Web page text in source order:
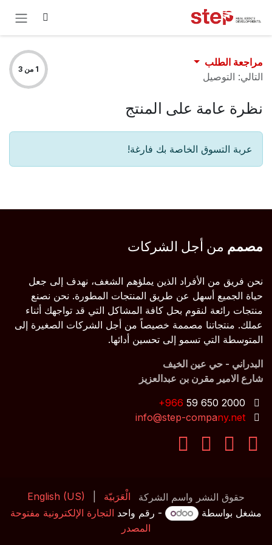
مراجعة الطلب
التالي: التوصيل
1 من 3
نظرة عامة على المنتج
عربة التسوق الخاصة بك فارغة!
مصمم من أجل الشركات
نحن فريق من الأفراد الذين يملؤهم الشغف، نهدف إلى جعل
حياة الجميع أسهل عن طريق المنتجات المطورة. نحن نصنع
منتجات رائعة لنقوم بحل كافة المشاكل التي قد تواجهك أثناء
عملك. منتجاتنا مصممة خصيصاً من أجل الشركات الصغيرة إلى
المتوسطة التي تسمو إلى تحسين أدائها.
البدراني - حي عين الخيف
شارع الامير مقرن بن عبدالعزيز
+966 59 650 2000
info@step-company.net
حقوق النشر واسم الشركة الْعَرَبيّة
English (US)
مشغل بواسطة
- رقم واحد التجارة الإلكترونية مفتوحة
المصدر